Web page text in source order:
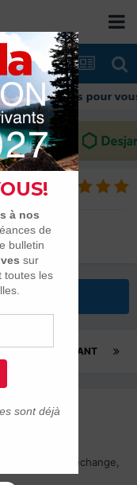
pour vous aider
SUIVANT
aucun échange,